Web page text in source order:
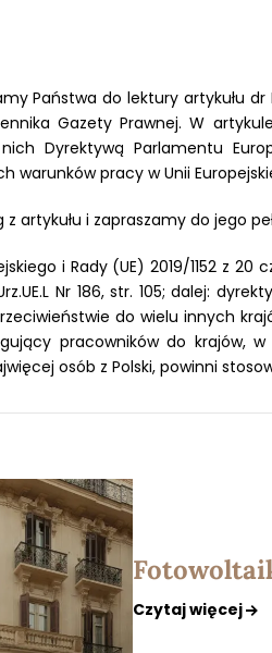
Państwa do lektury artykułu
Gazety Prawnej. W
Dyrektywą Parlamentu
warunków pracy w Unii
artykułu i zapraszamy do jego
i Rady (UE) 2019/1152 z
Nr 186, str. 105; dalej:
do wielu innych
pracowników do krajów,
osób z Polski, powinni
Czytaj więcej